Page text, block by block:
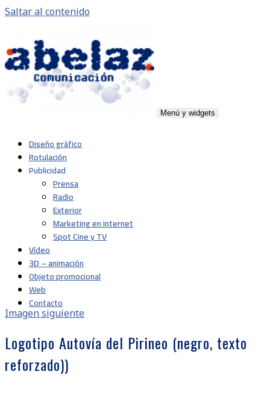
Saltar al contenido
Navarra
Menú y widgets
Diseño gráfico
Rotulación
Publicidad
Prensa
Radio
Exterior
Marketing en internet
Spot Cine y TV
Vídeo
3D – animación
Objeto promocional
Web
Contacto
Imagen siguiente
Logotipo Autovía del Pirineo (negro, texto
reforzado))